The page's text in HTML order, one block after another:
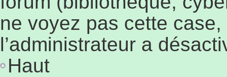
ne voyez pas cette
l’administrateur a
Haut